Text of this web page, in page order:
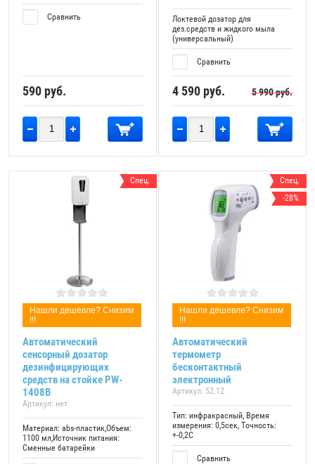
Сравнить
590 руб.
Локтевой дозатор для
дез.средств и жидкого мыла
(универсальный)
Сравнить
4 590 руб. 5 990руб.
Спец.
Нашли дешевле? Снизим
!!!
Автоматический
сенсорный дозатор
дезинфицирующих
средств на стойке PW-
1408B
Артикул: нет
Материал: abs-пластик,Объем:
1100 мл,Источник питания:
Сменные батарейки
Спец.
-28%
Нашли дешевле? Снизим
!!!
Автоматический
термометр
бесконтактный
электронный
Артикул: 52.12
Тип: инфракрасный, Время
измерения: 0,5сек, Точность:
+-0,2C
Сравнить